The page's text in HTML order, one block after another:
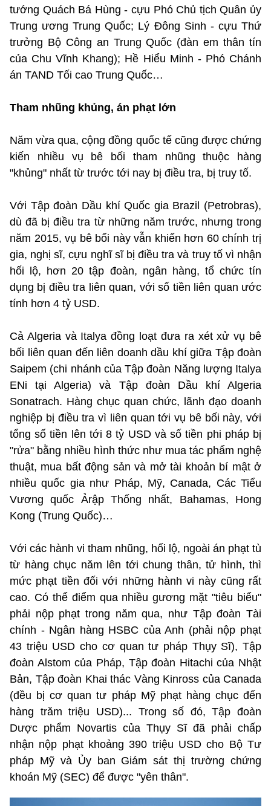
tướng Quách Bá Hùng - cựu Phó Chủ tịch Quân ủy
Trung ương Trung Quốc; Lý Đông Sinh - cựu Thứ
trưởng Bộ Công an Trung Quốc (đàn em thân tín
của Chu Vĩnh Khang); Hề Hiểu Minh - Phó Chánh
án TAND Tối cao Trung Quốc…
Tham nhũng khủng, án phạt lớn
Năm vừa qua, cộng đồng quốc tế cũng được chứng
kiến nhiều vụ bê bối tham nhũng thuộc hàng
"khủng" nhất từ trước tới nay bị điều tra, bị truy tố.
Với Tập đoàn Dầu khí Quốc gia Brazil (Petrobras),
dù đã bị điều tra từ những năm trước, nhưng trong
năm 2015, vụ bê bối này vẫn khiến hơn 60 chính trị
gia, nghị sĩ, cựu nghĩ sĩ bị điều tra và truy tố vì nhận
hối lộ, hơn 20 tập đoàn, ngân hàng, tổ chức tín
dụng bị điều tra liên quan, với số tiền liên quan ước
tính hơn 4 tỷ USD.
Cả Algeria và Italya đồng loạt đưa ra xét xử vụ bê
bối liên quan đến liên doanh dầu khí giữa Tập đoàn
Saipem (chi nhánh của Tập đoàn Năng lượng Italya
ENi tại Algeria) và Tập đoàn Dầu khí Algeria
Sonatrach. Hàng chục quan chức, lãnh đạo doanh
nghiệp bị điều tra vì liên quan tới vụ bê bối này, với
tổng số tiền lên tới 8 tỷ USD và số tiền phi pháp bị
"rửa" bằng nhiều hình thức như mua tác phẩm nghệ
thuật, mua bất động sản và mở tài khoản bí mật ở
nhiều quốc gia như Pháp, Mỹ, Canada, Các Tiểu
Vương quốc Ảrập Thống nhất, Bahamas, Hong
Kong (Trung Quốc)…
Với các hành vi tham nhũng, hối lộ, ngoài án phạt tù
từ hàng chục năm lên tới chung thân, tử hình, thì
mức phạt tiền đối với những hành vi này cũng rất
cao. Có thể điểm qua nhiều gương mặt "tiêu biểu"
phải nộp phạt trong năm qua, như Tập đoàn Tài
chính - Ngân hàng HSBC của Anh (phải nộp phạt
43 triệu USD cho cơ quan tư pháp Thụy Sĩ), Tập
đoàn Alstom của Pháp, Tập đoàn Hitachi của Nhật
Bản, Tập đoàn Khai thác Vàng Kinross của Canada
(đều bị cơ quan tư pháp Mỹ phạt hàng chục đến
hàng trăm triệu USD)... Trong số đó, Tập đoàn
Dược phẩm Novartis của Thụy Sĩ đã phải chấp
nhận nộp phạt khoảng 390 triệu USD cho Bộ Tư
pháp Mỹ và Ủy ban Giám sát thị trường chứng
khoán Mỹ (SEC) để được "yên thân".